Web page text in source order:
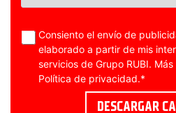
Consiento el envío de
elaborado a partir de mis
servicios de Grupo RUBI.
Política de privacidad.*